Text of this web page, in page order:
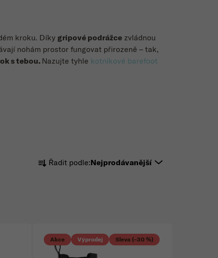
kroku. Díky gripové podrážce zvládnou
nohám prostor fungovat přirozeně – tak,
s tebou.Nazujte tyhle kotníkové barefoot
Řazení produktů
Řadit podle:Nejprodávanější
Akce Výprodej Sleva (–30 %)